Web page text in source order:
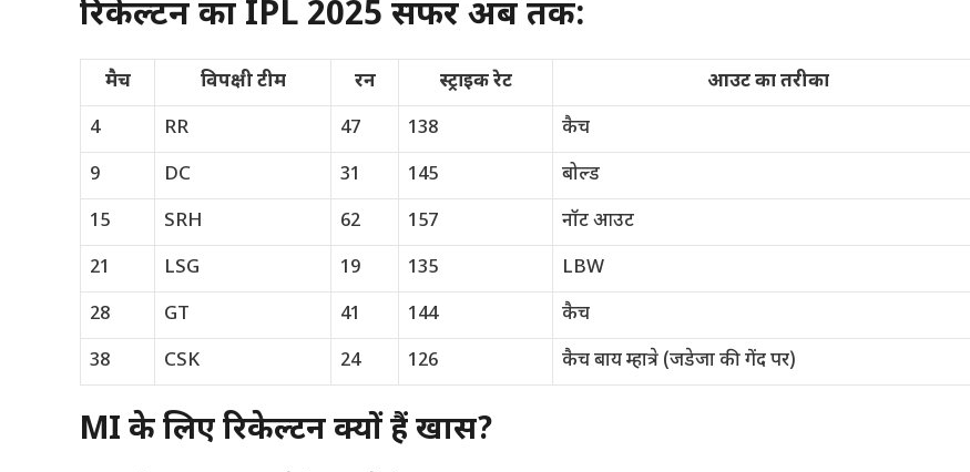
रिकेल्टन का IPL 2025 सफर अब तक:
मैच विपक्षी टीम रन स्ट्राइक रेट
आउट का तरीका
4
RR 47 138
कैच
9
DC 31 145
बोल्ड
15
SRH 62 157
नॉट आउट
21
LSG 19 135
LBW
28
GT 41 144
कैच
38
CSK 24 126 कैच बाय म्हात्रे (जडेजा की गेंद पर)
MI के लिए रिकेल्टन क्यों हैं खास?